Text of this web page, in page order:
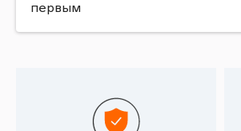
первым